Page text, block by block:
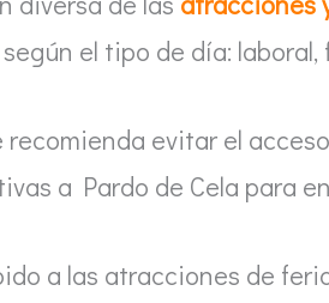
el tipo de día: laboral,
recomienda evitar el
a Pardo de Cela para
a las atracciones de